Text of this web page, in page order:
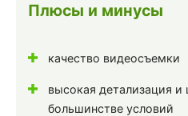
Плюсы и минусы
качество видеосъемки
высокая детализация и
большинстве условий